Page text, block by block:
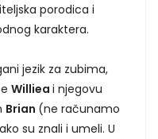
porodica i
karaktera.
jezik za zubima,
Williea i njegovu
Brian (ne računamo
su znali i umeli. U